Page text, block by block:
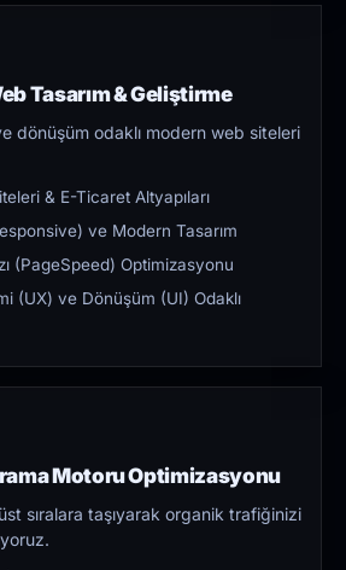
Tasarım & Geliştirme
dönüşüm odaklı modern web siteleri
& E-Ticaret Altyapıları
ve Modern Tasarım
(PageSpeed) Optimizasyonu
(UX) ve Dönüşüm (UI) Odaklı
Motoru Optimizasyonu
sıralara taşıyarak organik trafiğinizi